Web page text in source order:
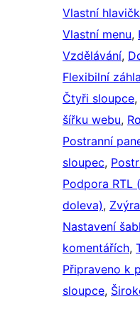
Vlastní
Vlastní menu,
Vzdělávání,
Flexibilní
Čtyři sloupce,
šířku webu,
Postranní
sloupec,
Podpora RTL
doleva),
Nastavení
komentářích,
Připraveno k
sloupce,